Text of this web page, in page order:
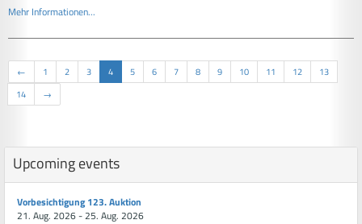
Mehr Informationen...
← 1 2 3 4 5 6 7 8 9 10 11 12
13
14
→
Upcoming events
Vorbesichtigung 123. Auktion
21. Aug. 2026 - 25. Aug. 2026